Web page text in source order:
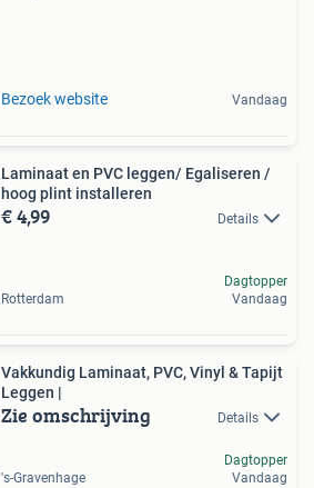
Bezoek website Vandaag
Laminaat en PVC leggen/ Egaliseren /
hoog plint installeren
€ 4,99 Details
Rotterdam
Dagtopper
Vandaag
Vakkundig Laminaat, PVC, Vinyl & Tapijt
Leggen |
Zie omschrijving Details
's-Gravenhage
Dagtopper
Vandaag